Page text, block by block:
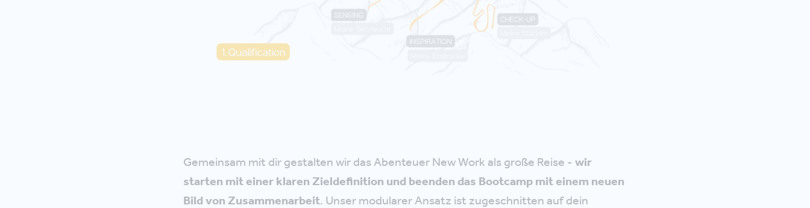
Gemeinsam mit dir gestalten wir das Abenteuer New Work als große Reise - wir
starten mit einer klaren Zieldefinition und beenden das Bootcamp mit einem neuen
Bild von Zusammenarbeit. Unser modularer Ansatz ist zugeschnitten auf dein